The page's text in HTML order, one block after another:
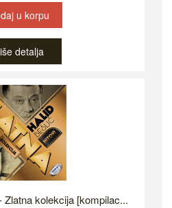
u korpu
detalja
Zlatna kolekcija [kompilac...